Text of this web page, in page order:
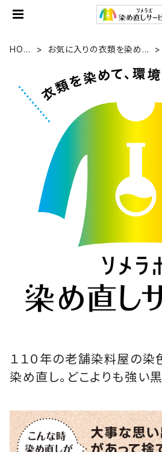
HOM
お気に入りの衣類を染め直
１１０年の老舗染料屋の
染め直し。どこよりも強い